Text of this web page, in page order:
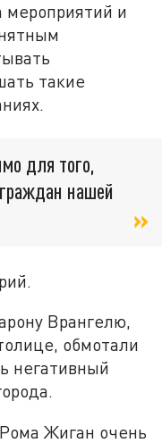
мероприятий и
такие
для того,
нашей
Врангелю,
обмотали
негативный
Жиган очень